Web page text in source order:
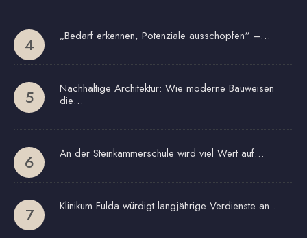
„Bedarf erkennen, Potenziale ausschöpfen“ –…
Nachhaltige Architektur: Wie moderne Bauweisen
die…
An der Steinkammerschule wird viel Wert auf…
Klinikum Fulda würdigt langjährige Verdienste an…